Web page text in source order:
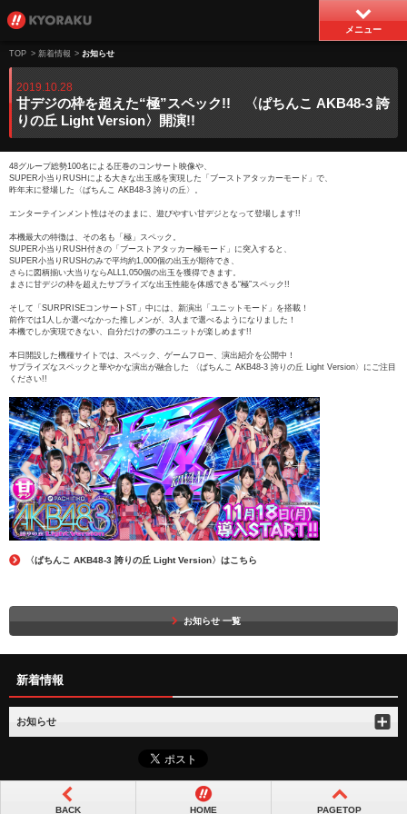
メニュー
TOP > 新着情報 > お知らせ
2019.10.28
甘デジの枠を超えた“極”スペック!! 〈ぱちんこ AKB48-3 誇
りの丘 Light Version〉開演!!
48グループ総勢100名による圧巻のコンサート映像や、
SUPER小当りRUSHによる大きな出玉感を実現した「ブーストアタッカーモード」で、
昨年末に登場した〈ぱちんこ AKB48-3 誇りの丘〉。
エンターテインメント性はそのままに、遊びやすい甘デジとなって登場します!!
本機最大の特徴は、その名も「極」スペック。
SUPER小当りRUSH付きの「ブーストアタッカー極モード」に突入すると、
SUPER小当りRUSHのみで平均約1,000個の出玉が期待でき、
さらに図柄揃い大当りならALL1,050個の出玉を獲得できます。
まさに甘デジの枠を超えたサプライズな出玉性能を体感できる“極”スペック!!
そして「SURPRISEコンサートST」中には、新演出「ユニットモード」を搭載！
前作では1人しか選べなかった推しメンが、3人まで選べるようになりました！
本機でしか実現できない、自分だけの夢のユニットが楽しめます!!
本日開設した機種サイトでは、スペック、ゲームフロー、演出紹介を公開中！
サプライズなスペックと華やかな演出が融合した 〈ぱちんこ AKB48-3 誇りの丘 Light Version〉にご注目
ください!!
〈ぱちんこ AKB48-3 誇りの丘 Light Version〉はこちら
お知らせ 一覧
新着情報
お知らせ
BACK HOME PAGETOP